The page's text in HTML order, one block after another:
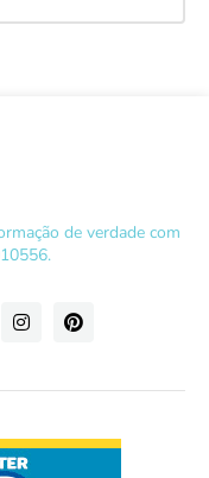
de verdade com